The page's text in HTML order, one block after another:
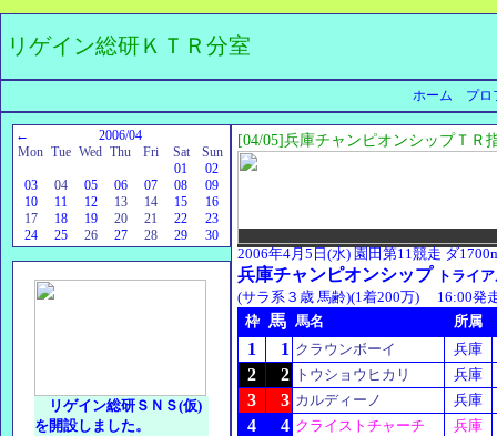
リゲイン総研ＫＴＲ分室
ホーム プロ
←
2006/04
Mon Tue Wed Thu Fri Sat
Sun
01
02
03
04 05 06 07 08
09
10
11 12 13 14 15
16
17
18 19 20 21 22
23
24
25 26 27 28 29 30
リゲイン総研ＳＮＳ(仮)
を開設しました。
[04/05]兵庫チャンピオンシップＴＲ
2006年4月5日(水) 園田第11競走 ダ
兵庫チャンピオンシップ トライ
(サラ系３歳 馬齢)(1着200万) 16:00発
枠 馬 馬名 所属
1 1 クラウンボーイ 兵庫
2 2 トウショウヒカリ 兵庫
3 3 カルディーノ 兵庫
4 4 クライストチャーチ 兵庫